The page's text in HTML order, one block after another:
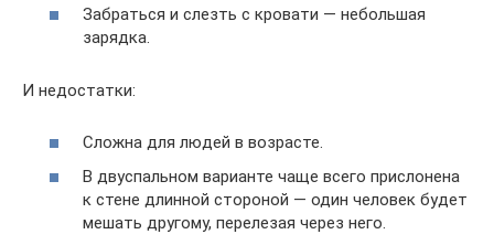
Забраться и слезть с кровати — небольшая
зарядка.
И недостатки:
Сложна для людей в возрасте.
В двуспальном варианте чаще всего прислонена
к стене длинной стороной — один человек будет
мешать другому, перелезая через него.